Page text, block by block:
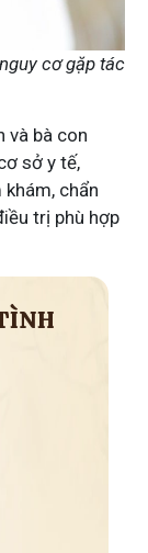
cơ gặp tác
và bà con
sở y tế,
chẩn
trị phù hợp